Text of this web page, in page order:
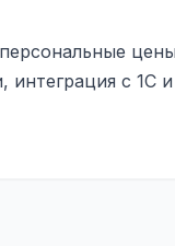
интеграция с 1С